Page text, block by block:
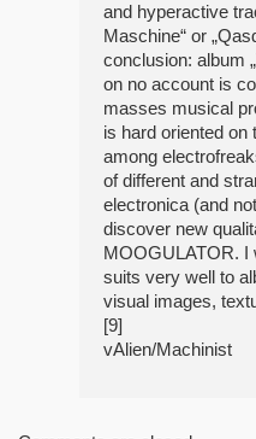
and hyperactive
Maschine“ or
conclusion: album
on no account is
masses musical
is hard oriented on
among
of different and
electronica (and
discover new
MOOGULATOR. I
suits very well to
visual images,
[9]
vAlien/Machinist